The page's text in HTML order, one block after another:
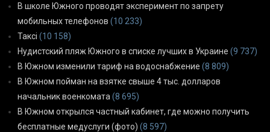
В школе Южного проводят эксперимент по запрету
мобильных телефонов (10 233)
Таксі (10 158)
Нудистский пляж Южного в списке лучших в Украине (9 737)
В Южном изменили тариф на водоснабжение (8 809)
В Южном пойман на взятке свыше 4 тыс. долларов
начальник военкомата (8 695)
В Южном открылся частный кабинет, где можно получить
бесплатные медуслуги (фото) (8 597)